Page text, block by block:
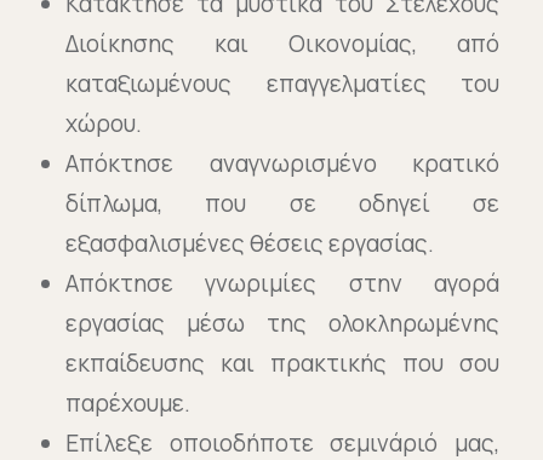
Διοίκησης και Οικονομίας, από
καταξιωμένους επαγγελματίες του
χώρου.
Απόκτησε αναγνωρισμένο κρατικό
δίπλωμα, που σε οδηγεί σε
εξασφαλισμένες θέσεις εργασίας.
Απόκτησε γνωριμίες στην αγορά
εργασίας μέσω της ολοκληρωμένης
εκπαίδευσης και πρακτικής που σου
παρέχουμε.
Επίλεξε οποιοδήποτε σεμινάριό μας,